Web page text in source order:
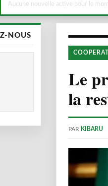
Aucune nouvelle active pour le
NOUS
Le
la
PAR KIBARU